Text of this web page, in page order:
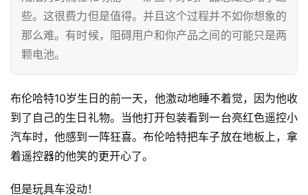
些。这很费力但是值得。并且这个过程并不如你想象的
那么难。有时候，阻碍用户和你产品之间的可能只是两
颗电池。
布伦哈特10岁生日的前一天，他激动地睡不着觉，因为他收
到了自己的生日礼物。当他打开包装看到一台亮红色遥控小
汽车时，他感到一阵狂喜。布伦哈特把车子放在地板上，拿
着遥控器的他笑的更开心了。
但是玩具车没动！